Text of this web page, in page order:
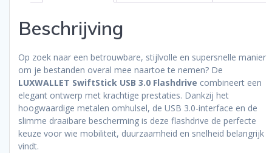
98/2000/XP/Vista/7/8/10/11
MacOS
9.x
en
hoger
-
Linux
Kernel
2.4.x
Beschrijving
Op zoek naar een betrouwbare, stijlvolle en supersnelle manier
om je bestanden overal mee naartoe te nemen? De
LUXWALLET SwiftStick USB 3.0 Flashdrive combineert een
elegant ontwerp met krachtige prestaties. Dankzij het
hoogwaardige metalen omhulsel, de USB 3.0-interface en de
slimme draaibare bescherming is deze flashdrive de perfecte
keuze voor wie mobiliteit, duurzaamheid en snelheid belangrijk
vindt.